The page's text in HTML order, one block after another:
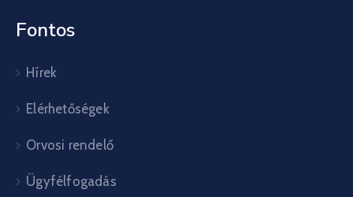
Fontos
Hírek
Elérhetőségek
Orvosi rendelő
Ügyfélfogadás